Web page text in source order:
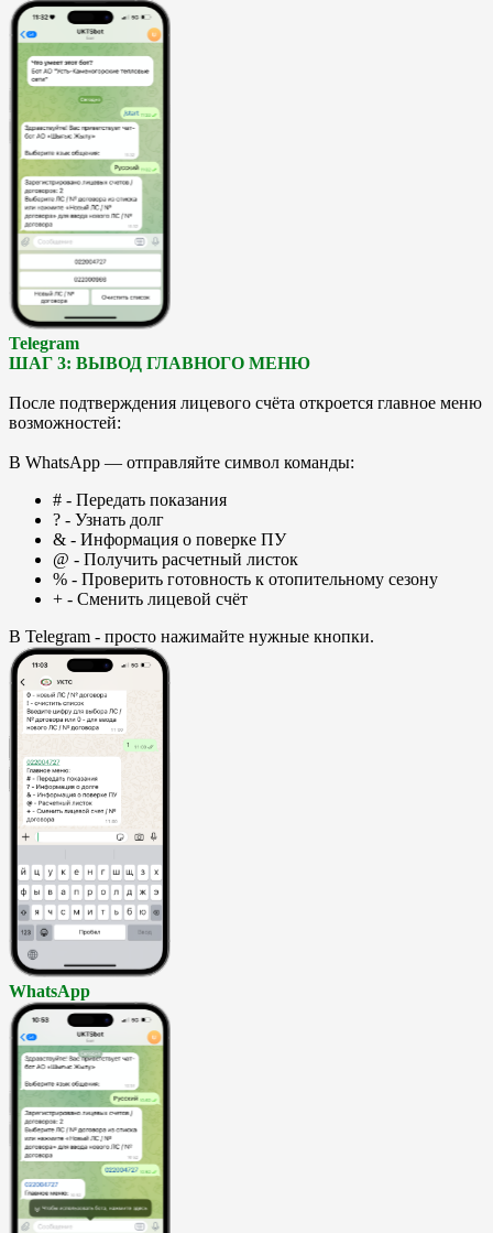
Telegram
ШАГ 3: ВЫВОД ГЛАВНОГО МЕНЮ
После подтверждения лицевого счёта откроется главное меню
возможностей:
В WhatsApp — отправляйте символ команды:
# - Передать показания
? - Узнать долг
& - Информация о поверке ПУ
@ - Получить расчетный листок
% - Проверить готовность к отопительному сезону
+ - Сменить лицевой счёт
В Telegram - просто нажимайте нужные кнопки.
WhatsApp